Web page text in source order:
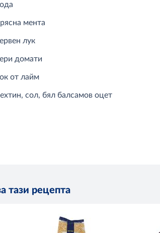
мента
лук
домати
от лайм
сол, бял балсамов оцет
тази рецепта